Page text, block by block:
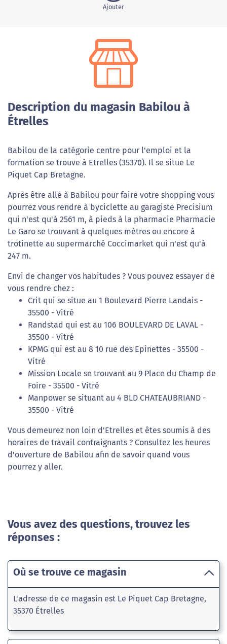
Ajouter
Description du magasin Babilou à
Étrelles
Babilou de la catégorie centre pour l'emploi et la
formation se trouve à Etrelles (35370). Il se situe Le
Piquet Cap Bretagne.
Après être allé à Babilou pour faire votre shopping vous
pourrez vous rendre à byciclette au garagiste Precisium
qui n'est qu'à 2561 m, à pieds à la pharmacie Pharmacie
Le Garo se trouvant à quelques mètres ou encore à
trotinette au supermarché Coccimarket qui n'est qu'à
247 m.
Envi de changer vos habitudes ? Vous pouvez essayer de
vous rendre chez :
Crit qui se situe au 1 Boulevard Pierre Landais -
35500 - Vitré
Randstad qui est au 106 BOULEVARD DE LAVAL -
35500 - Vitré
KPMG qui est au 8 10 rue des Epinettes - 35500 -
Vitré
Mission Locale se trouvant au 9 Place du Champ de
Foire - 35500 - Vitré
Manpower se situant au 4 BLD CHATEAUBRIAND -
35500 - Vitré
Vous demeurez non loin d'Etrelles et êtes soumis à des
horaires de travail contraignants ? Consultez les heures
d'ouverture de Babilou afin de savoir quand vous
pourrez y aller.
Vous avez des questions, trouvez les
réponses :
Où se trouve ce magasin
L'adresse de ce magasin est Le Piquet Cap Bretagne,
35370 Étrelles